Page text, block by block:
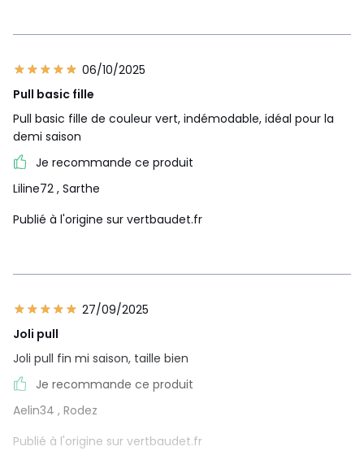
06/10/2025
Pull basic fille
Pull basic fille de couleur vert, indémodable, idéal pour la
demi saison
Je recommande ce produit
Liline72 , Sarthe
Publié à l'origine sur vertbaudet.fr
27/09/2025
Joli pull
Joli pull fin mi saison, taille bien
Je recommande ce produit
Aelin34 , Rodez
Publié à l'origine sur vertbaudet.fr